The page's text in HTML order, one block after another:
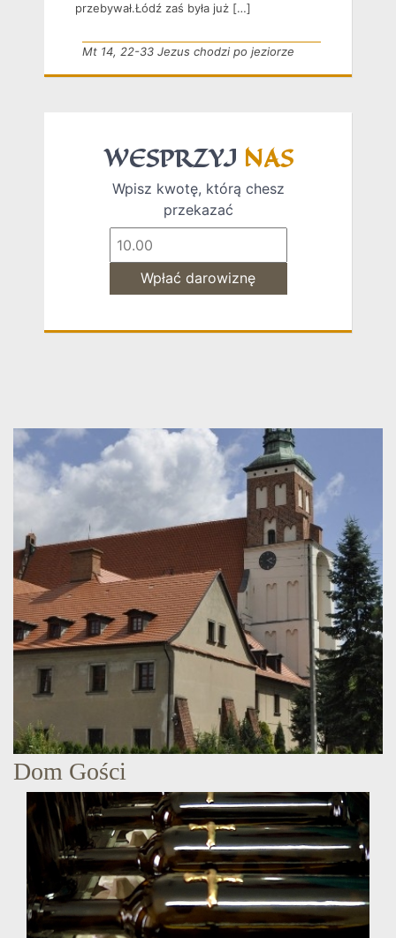
przebywał.Łódź zaś była już […]
Mt 14, 22-33 Jezus chodzi po jeziorze
WESPRZYJ NAS
Wpisz kwotę, którą chesz
przekazać
Dom Gości